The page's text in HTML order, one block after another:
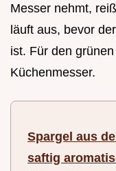
Messer nehmt,
läuft aus, bevor
ist. Für den
Küchenmesser.
Spargel aus
saftig